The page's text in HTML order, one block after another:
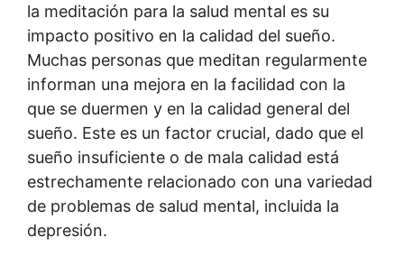
la meditación para la salud mental es su
impacto positivo en la calidad del sueño.
Muchas personas que meditan regularmente
informan una mejora en la facilidad con la
que se duermen y en la calidad general del
sueño. Este es un factor crucial, dado que el
sueño insuficiente o de mala calidad está
estrechamente relacionado con una variedad
de problemas de salud mental, incluida la
depresión.